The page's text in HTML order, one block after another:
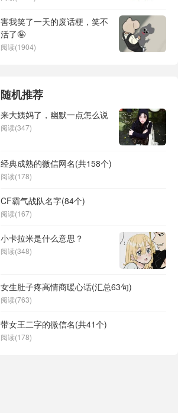
害我笑了一天的废话梗，笑不
活了🤪
阅读(1904)
随机推荐
来大姨妈了，幽默一点怎么说
阅读(347)
经典成熟的微信网名(共158个)
阅读(178)
CF霸气战队名字(84个)
阅读(167)
小卡拉米是什么意思？
阅读(348)
女生肚子疼高情商暖心话(汇总63句)
阅读(763)
带女王二字的微信名(共41个)
阅读(178)